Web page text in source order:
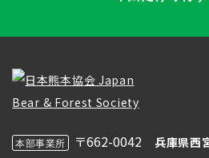
本部事業所 〒662-0042 兵庫県西